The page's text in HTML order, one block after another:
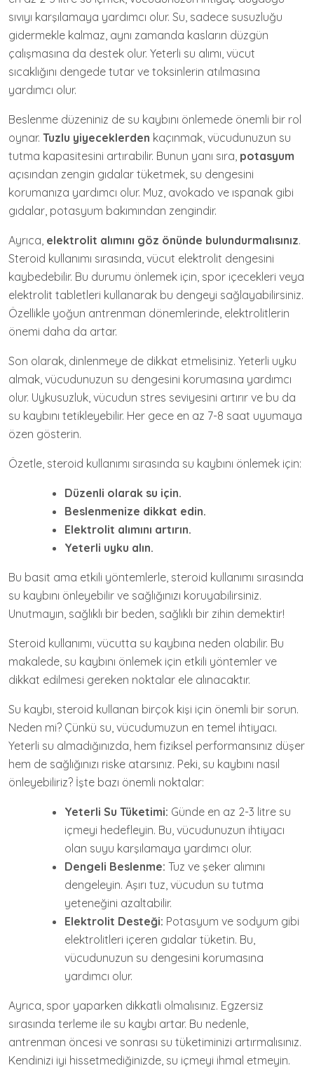
sıvıyı karşılamaya yardımcı olur. Su, sadece susuzluğu
gidermekle kalmaz, aynı zamanda kasların düzgün
çalışmasına da destek olur. Yeterli su alımı, vücut
sıcaklığını dengede tutar ve toksinlerin atılmasına
yardımcı olur.
Beslenme düzeniniz de su kaybını önlemede önemli bir rol
oynar. Tuzlu yiyeceklerden kaçınmak, vücudunuzun su
tutma kapasitesini artırabilir. Bunun yanı sıra, potasyum
açısından zengin gıdalar tüketmek, su dengesini
korumanıza yardımcı olur. Muz, avokado ve ıspanak gibi
gıdalar, potasyum bakımından zengindir.
Ayrıca, elektrolit alımını göz önünde bulundurmalısınız.
Steroid kullanımı sırasında, vücut elektrolit dengesini
kaybedebilir. Bu durumu önlemek için, spor içecekleri veya
elektrolit tabletleri kullanarak bu dengeyi sağlayabilirsiniz.
Özellikle yoğun antrenman dönemlerinde, elektrolitlerin
önemi daha da artar.
Son olarak, dinlenmeye de dikkat etmelisiniz. Yeterli uyku
almak, vücudunuzun su dengesini korumasına yardımcı
olur. Uykusuzluk, vücudun stres seviyesini artırır ve bu da
su kaybını tetikleyebilir. Her gece en az 7-8 saat uyumaya
özen gösterin.
Özetle, steroid kullanımı sırasında su kaybını önlemek için:
Düzenli olarak su için.
Beslenmenize dikkat edin.
Elektrolit alımını artırın.
Yeterli uyku alın.
Bu basit ama etkili yöntemlerle, steroid kullanımı sırasında
su kaybını önleyebilir ve sağlığınızı koruyabilirsiniz.
Unutmayın, sağlıklı bir beden, sağlıklı bir zihin demektir!
Steroid kullanımı, vücutta su kaybına neden olabilir. Bu
makalede, su kaybını önlemek için etkili yöntemler ve
dikkat edilmesi gereken noktalar ele alınacaktır.
Su kaybı, steroid kullanan birçok kişi için önemli bir sorun.
Neden mi? Çünkü su, vücudumuzun en temel ihtiyacı.
Yeterli su almadığınızda, hem fiziksel performansınız düşer
hem de sağlığınızı riske atarsınız. Peki, su kaybını nasıl
önleyebiliriz? İşte bazı önemli noktalar:
Yeterli Su Tüketimi: Günde en az 2-3 litre su
içmeyi hedefleyin. Bu, vücudunuzun ihtiyacı
olan suyu karşılamaya yardımcı olur.
Dengeli Beslenme: Tuz ve şeker alımını
dengeleyin. Aşırı tuz, vücudun su tutma
yeteneğini azaltabilir.
Elektrolit Desteği: Potasyum ve sodyum gibi
elektrolitleri içeren gıdalar tüketin. Bu,
vücudunuzun su dengesini korumasına
yardımcı olur.
Ayrıca, spor yaparken dikkatli olmalısınız. Egzersiz
sırasında terleme ile su kaybı artar. Bu nedenle,
antrenman öncesi ve sonrası su tüketiminizi artırmalısınız.
Kendinizi iyi hissetmediğinizde, su içmeyi ihmal etmeyin.